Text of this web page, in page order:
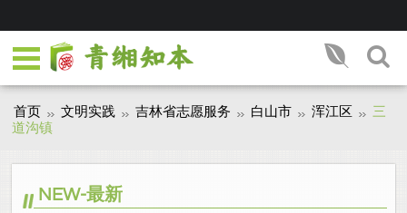
首页 文明实践 吉林省志愿服务 白山市 浑江区
三
道沟镇
NEW-最新